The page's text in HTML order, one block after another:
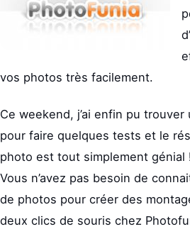
vos photos très facilement.
Ce weekend, j’ai enfin pu
pour faire quelques tests et le
photo est tout simplement génial
Vous n’avez pas besoin de
de photos pour créer des
deux clics de souris chez